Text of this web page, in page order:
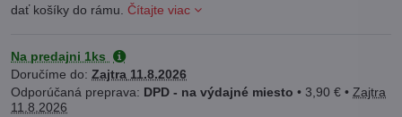
dať košíky do rámu. Čítajte viac
Na predajni 1ks
Doručíme do: Zajtra 11.8.2026
DPD - na výdajné miesto • 3,90 € • Zajtra
11.8.2026